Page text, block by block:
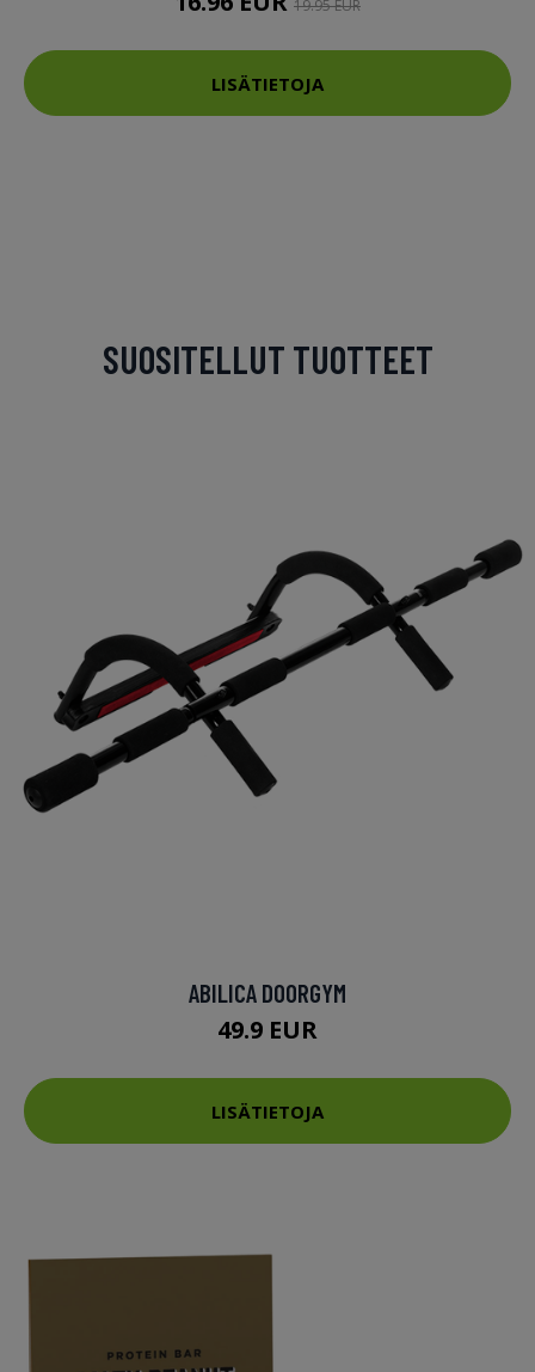
19.95 EUR
LISÄTIETOJA
SUOSITELLUT TUOTTEET
ABILICA DOORGYM
49.9 EUR
LISÄTIETOJA